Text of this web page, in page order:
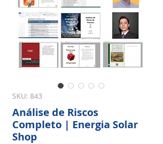
SKU: 843
Análise de Riscos
Completo | Energia Solar
Shop